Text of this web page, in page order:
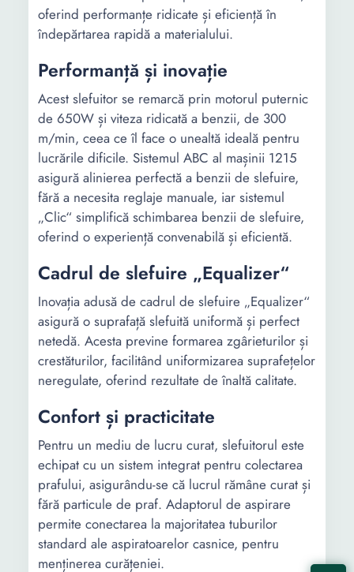
Tensiune
230 V
Viteza
maxima (rpm)
- 5600
Dimensiune
banda (mm)
76 x 533 -
Greutate 3.5 Kg
5.2 Kg
Lungime
cablu
3 m 4 m
Diametru disc -
225 mm
Lungime
-
180 cm
Tip
acumulator
- Nu exista
oferind performanțe ridicate și eficiență în
îndepărtarea rapidă a materialului.
Performanță și inovație
Acest slefuitor se remarcă prin motorul puternic
de 650W și viteza ridicată a benzii, de 300
m/min, ceea ce îl face o unealtă ideală pentru
lucrările dificile. Sistemul ABC al mașinii 1215
asigură alinierea perfectă a benzii de slefuire,
fără a necesita reglaje manuale, iar sistemul
„Clic“ simplifică schimbarea benzii de slefuire,
oferind o experiență convenabilă și eficientă.
Cadrul de slefuire „Equalizer“
Inovația adusă de cadrul de slefuire „Equalizer“
asigură o suprafață slefuită uniformă și perfect
netedă. Acesta previne formarea zgârieturilor și
crestăturilor, facilitând uniformizarea suprafețelor
neregulate, oferind rezultate de înaltă calitate.
Confort și practicitate
Pentru un mediu de lucru curat, slefuitorul este
echipat cu un sistem integrat pentru colectarea
prafului, asigurându-se că lucrul rămâne curat și
fără particule de praf. Adaptorul de aspirare
permite conectarea la majoritatea tuburilor
standard ale aspiratoarelor casnice, pentru
menținerea curățeniei.